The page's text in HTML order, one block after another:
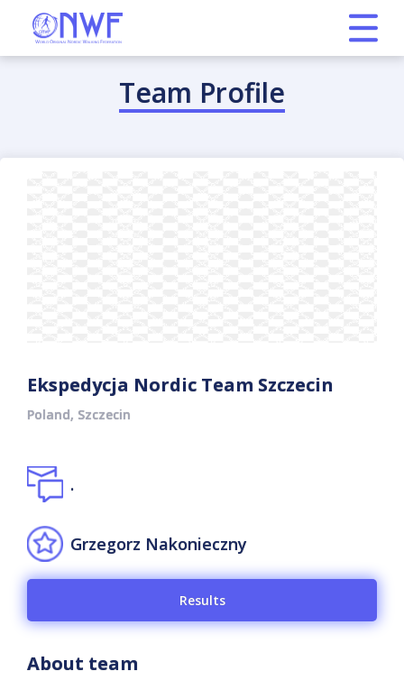
Team Profile
Ekspedycja Nordic Team Szczecin
Poland, Szczecin
.
Grzegorz Nakonieczny
Results
About team